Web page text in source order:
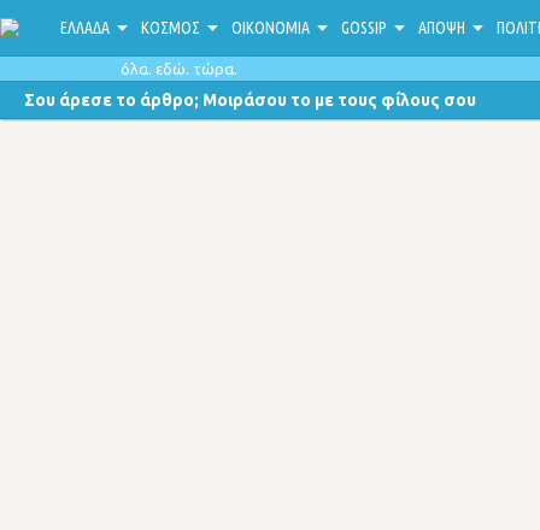
ΕΛΛΑΔΑ ΚΟΣΜΟΣ ΟΙΚΟΝΟΜΙΑ GOSSIP ΑΠΟΨΗ
όλα. εδώ. τώρα.
Σου άρεσε το άρθρο; Μοιράσου το με τους φίλους σου